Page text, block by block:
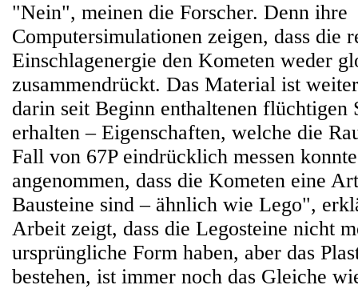
"Nein", meinen die Forscher. Denn ihre
Computersimulationen zeigen, dass die
Einschlagenergie den Kometen weder
zusammendrückt. Das Material ist
darin seit Beginn enthaltenen flüchtigen
erhalten – Eigenschaften, welche die
Fall von 67P eindrücklich messen
angenommen, dass die Kometen eine
Bausteine sind – ähnlich wie Lego",
Arbeit zeigt, dass die Legosteine nicht
ursprüngliche Form haben, aber das
bestehen, ist immer noch das Gleiche